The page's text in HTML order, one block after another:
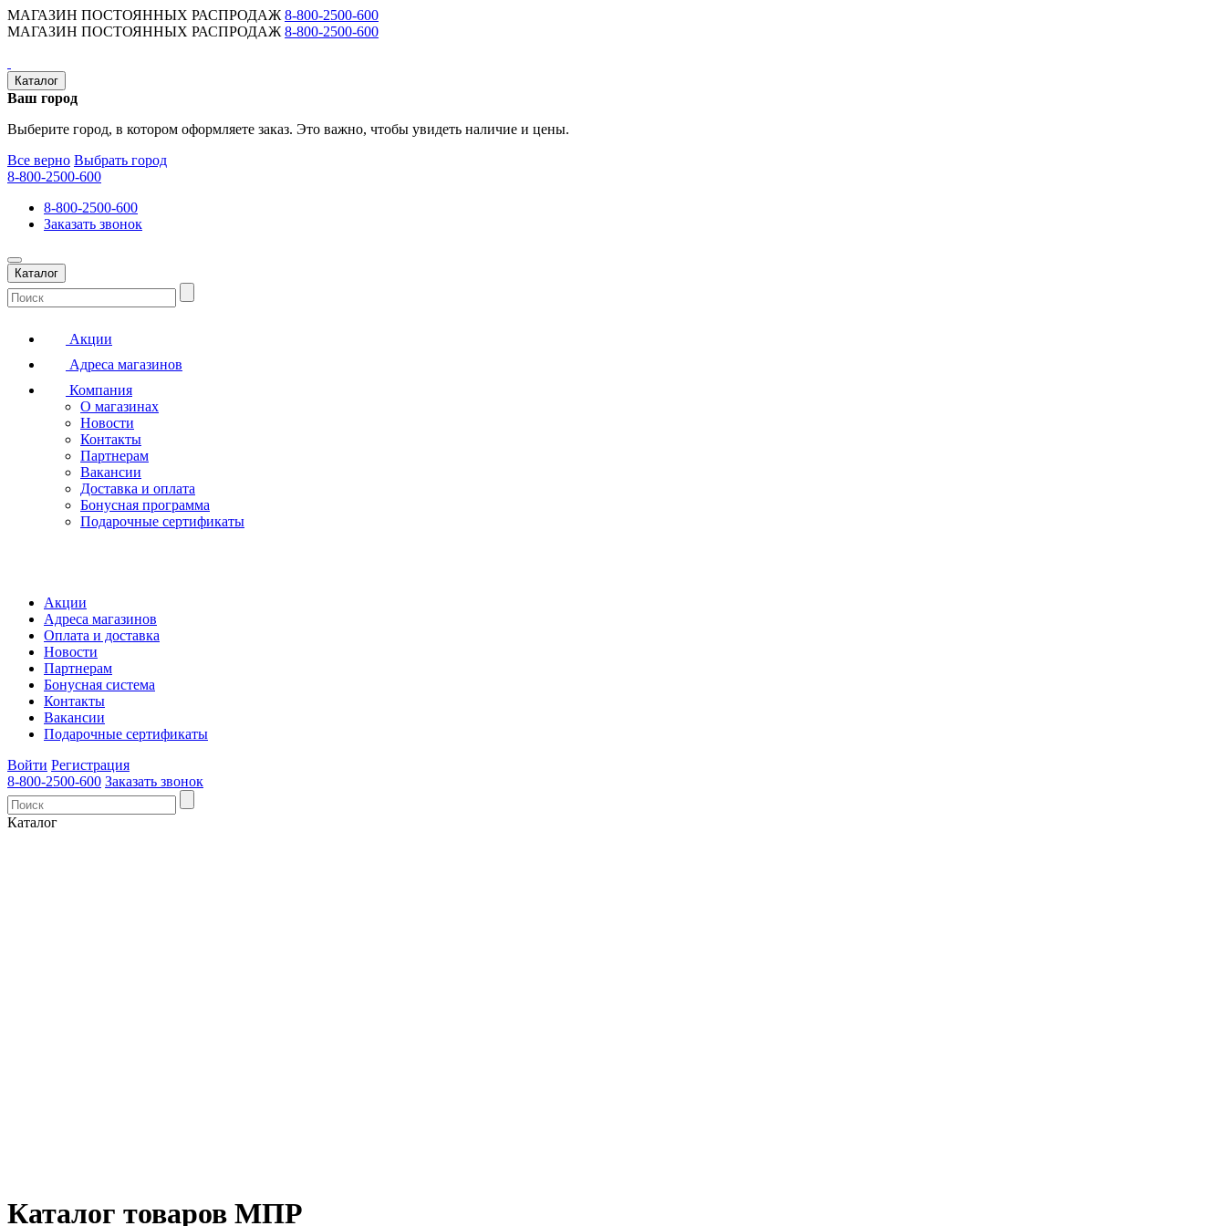
МАГАЗИН ПОСТОЯННЫХ РАСПРОДАЖ 8-800-2500-600
МАГАЗИН ПОСТОЯННЫХ РАСПРОДАЖ 8-800-2500-600
Каталог
Ваш город
Выберите город, в котором оформляете заказ. Это важно, чтобы увидеть наличие и цены.
Все верно Выбрать город
8-800-2500-600
8-800-2500-600
Заказать звонок
Каталог
Акции
Адреса магазинов
Компания
О магазинах
Новости
Контакты
Партнерам
Вакансии
Доставка и оплата
Бонусная программа
Подарочные сертификаты
Акции
Адреса магазинов
Оплата и доставка
Новости
Партнерам
Бонусная система
Контакты
Вакансии
Подарочные сертификаты
Войти Регистрация
8-800-2500-600 Заказать звонок
Каталог
Каталог товаров МПР